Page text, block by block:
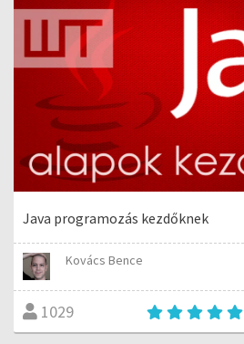
Java programozás kezdőknek
Kovács Bence
1029